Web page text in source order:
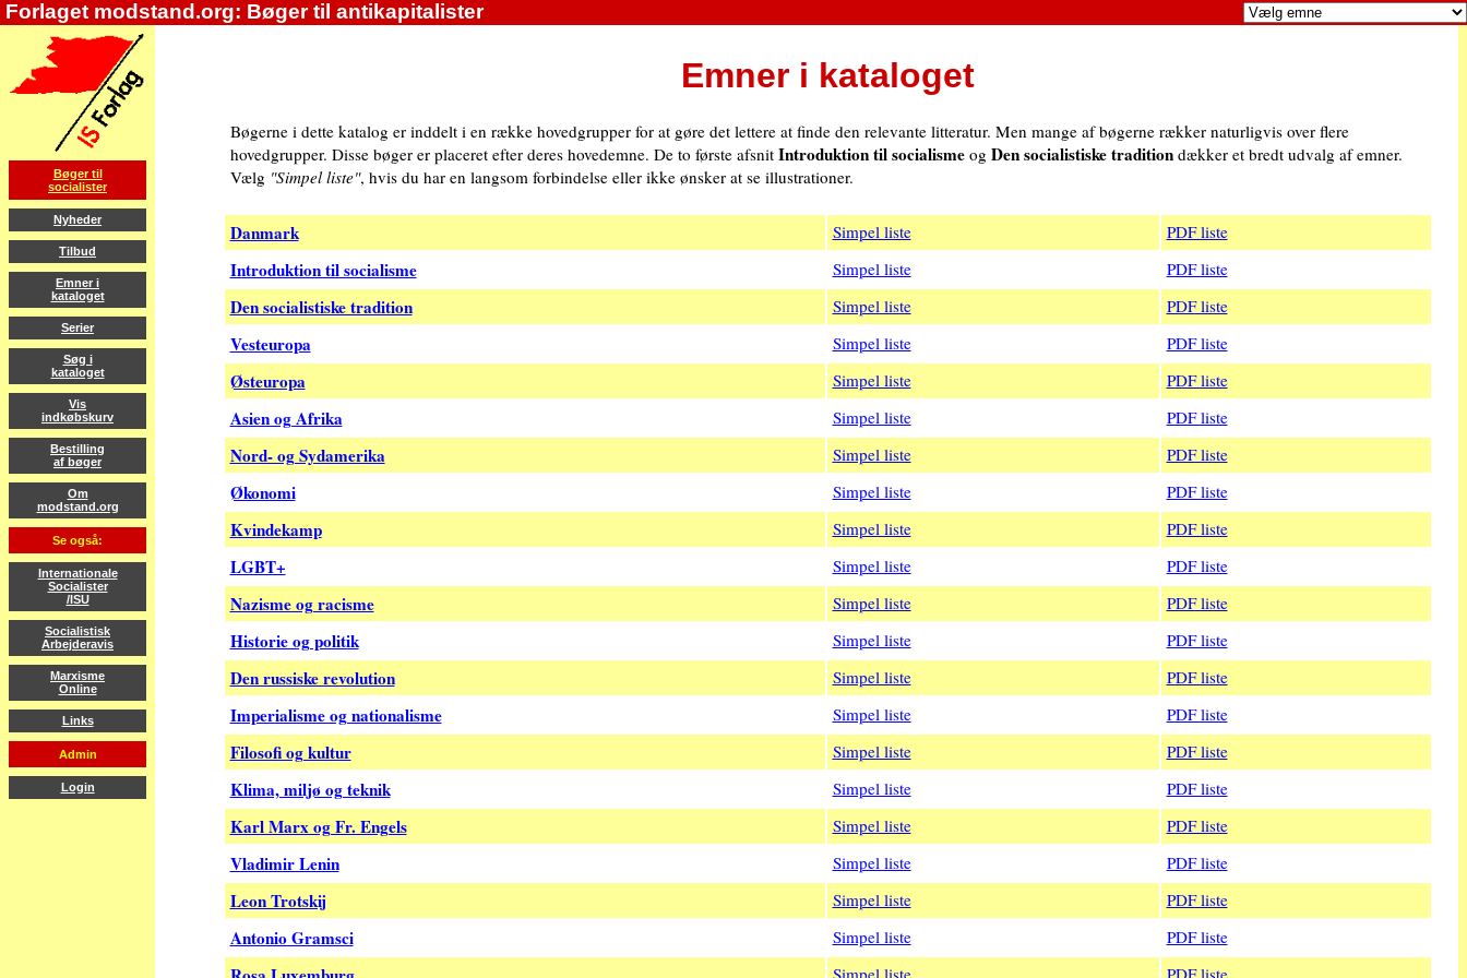
Forlaget modstand.org: Bøger til antikapitalister
Bøger til
socialister
Nyheder
Tilbud
Emner i
kataloget
Serier
Søg i
kataloget
Vis
indkøbskurv
Bestilling
af bøger
Om
modstand.org
Se også:
Internationale
Socialister
/ISU
Socialistisk
Arbejderavis
Marxisme
Online
Links
Admin
Login
Emner i kataloget
Bøgerne i dette katalog er inddelt i en række hovedgrupper for at gøre det lettere at finde den relevante litteratur. Men mange af bøgerne rækker naturligvis over flere
hovedgrupper. Disse bøger er placeret efter deres hovedemne. De to første afsnit Introduktion til socialismeog Den socialistiske traditiondækker et bredt udvalg af emner.
Vælg "Simpel liste", hvis du har en langsom forbindelse eller ikke ønsker at se illustrationer.
Danmark Simpel liste PDF liste
Introduktion til socialisme Simpel liste PDF liste
Den socialistiske tradition Simpel liste PDF liste
Vesteuropa Simpel liste PDF liste
Østeuropa Simpel liste PDF liste
Asien og Afrika Simpel liste PDF liste
Nord- og Sydamerika Simpel liste PDF liste
Økonomi Simpel liste PDF liste
Kvindekamp Simpel liste PDF liste
LGBT+ Simpel liste PDF liste
Nazisme og racisme Simpel liste PDF liste
Historie og politik Simpel liste PDF liste
Den russiske revolution Simpel liste PDF liste
Imperialisme og nationalisme Simpel liste PDF liste
Filosofi og kultur Simpel liste PDF liste
Klima, miljø og teknik Simpel liste PDF liste
Karl Marx og Fr. Engels Simpel liste PDF liste
Vladimir Lenin Simpel liste PDF liste
Leon Trotskij Simpel liste PDF liste
Antonio Gramsci Simpel liste PDF liste
Simpel liste PDF liste